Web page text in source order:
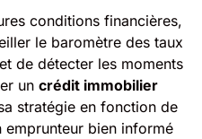
conditions financières,
le baromètre des taux
de détecter les moments
un crédit immobilier
stratégie en fonction de
emprunteur bien informé